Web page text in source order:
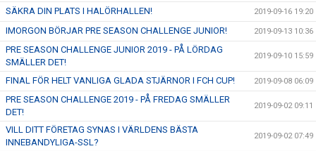
SÄKRA DIN PLATS I HALÖRHALLEN! 2019-09-16 19:20
IMORGON BÖRJAR PRE SEASON CHALLENGE JUNIOR! 2019-09-13 10:36
PRE SEASON CHALLENGE JUNIOR 2019 - PÅ LÖRDAG
SMÄLLER DET!
2019-09-10 15:59
FINAL FÖR HELT VANLIGA GLADA STJÄRNOR I FCH CUP! 2019-09-08 06:09
PRE SEASON CHALLENGE 2019 - PÅ FREDAG SMÄLLER
DET!
2019-09-02 09:11
VILL DITT FÖRETAG SYNAS I VÄRLDENS BÄSTA
INNEBANDYLIGA-SSL?
2019-09-02 07:49